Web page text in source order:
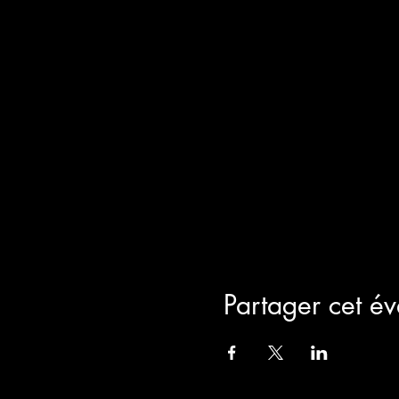
Partager cet